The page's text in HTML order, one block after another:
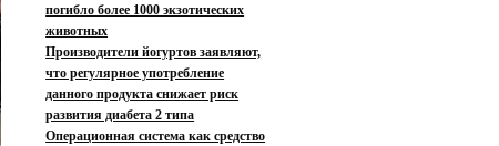
погибло более 1000 экзотических
животных
Производители йогуртов заявляют,
что регулярное употребление
данного продукта снижает риск
развития диабета 2 типа
Операционная система как средство